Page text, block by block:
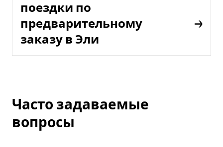
поездки по
предварительному
заказу в Эли
Часто задаваемые
вопросы